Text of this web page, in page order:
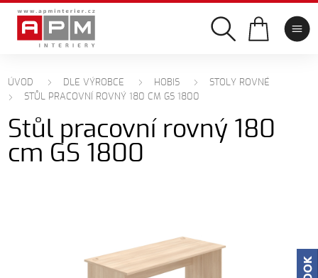
ÚVOD DLE VÝROBCE HOBIS
STOLY ROVNÉ
STŮL PRACOVNÍ ROVNÝ 180 CM GS 1800
Stůl pracovní rovný 180
cm GS 1800